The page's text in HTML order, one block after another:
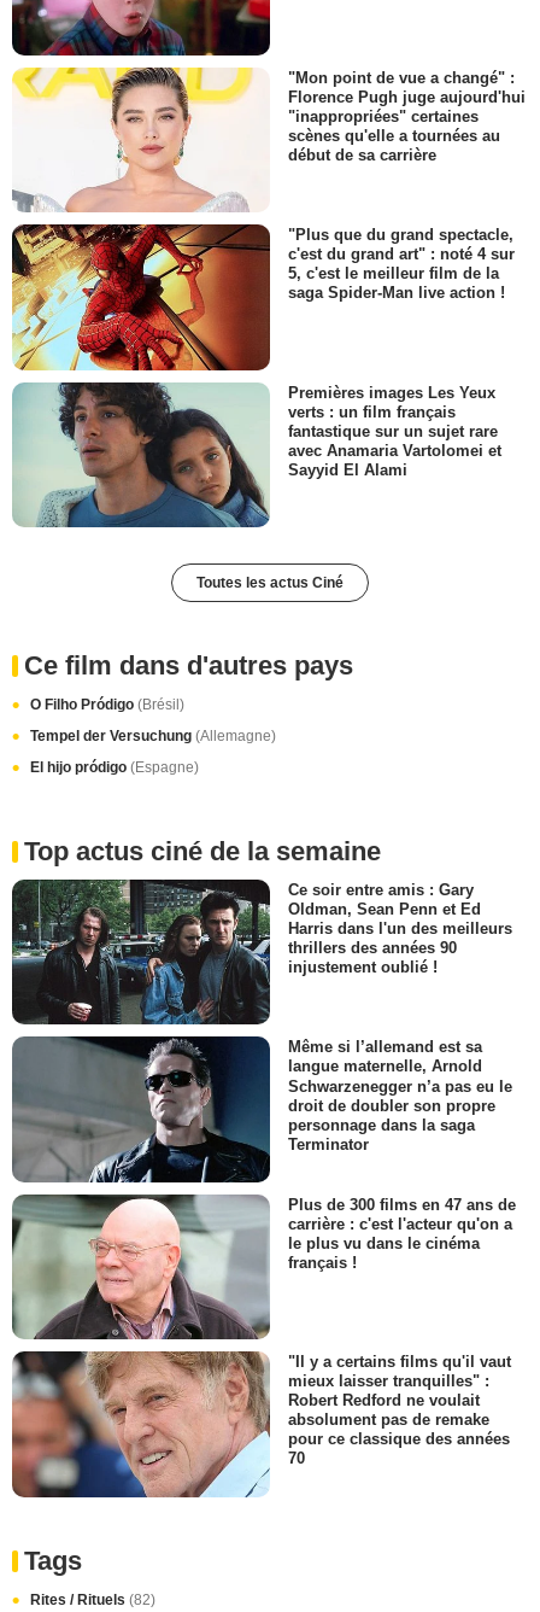
"Mon point de vue a changé" :
Florence Pugh juge aujourd'hui
"inappropriées" certaines
scènes qu'elle a tournées au
début de sa carrière
"Plus que du grand spectacle,
c'est du grand art" : noté 4 sur
5, c'est le meilleur film de la
saga Spider-Man live action !
Premières images Les Yeux
verts : un film français
fantastique sur un sujet rare
avec Anamaria Vartolomei et
Sayyid El Alami
Toutes les actus Ciné
Ce film dans d'autres pays
O Filho Pródigo (Brésil)
Tempel der Versuchung (Allemagne)
El hijo pródigo (Espagne)
Top actus ciné de la semaine
Ce soir entre amis : Gary
Oldman, Sean Penn et Ed
Harris dans l'un des meilleurs
thrillers des années 90
injustement oublié !
Même si l’allemand est sa
langue maternelle, Arnold
Schwarzenegger n’a pas eu le
droit de doubler son propre
personnage dans la saga
Terminator
Plus de 300 films en 47 ans de
carrière : c'est l'acteur qu'on a
le plus vu dans le cinéma
français !
"Il y a certains films qu'il vaut
mieux laisser tranquilles" :
Robert Redford ne voulait
absolument pas de remake
pour ce classique des années
70
Tags
Rites / Rituels (82)